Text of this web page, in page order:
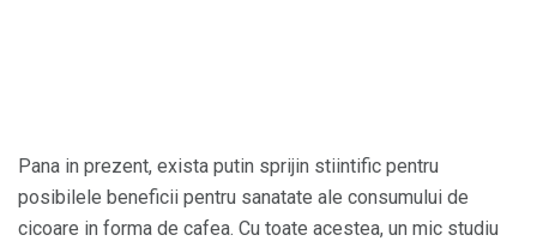
Pana in prezent, exista putin sprijin stiintific pentru
posibilele beneficii pentru sanatate ale consumului de
cicoare in forma de cafea. Cu toate acestea, un mic studiu